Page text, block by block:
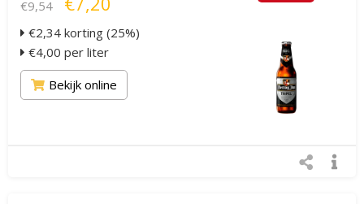
€9,54
€2,34 korting (25%)
€4,00 per liter
Bekijk online